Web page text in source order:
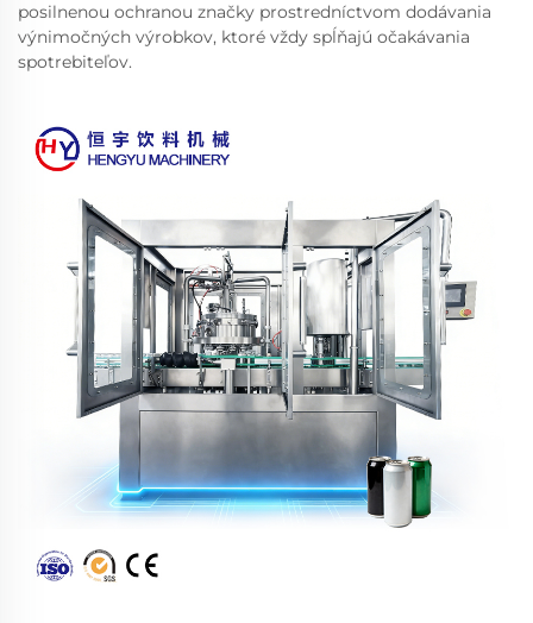
posilnenou ochranou značky prostredníctvom dodávania
výnimočných výrobkov, ktoré vždy spĺňajú očakávania
spotrebiteľov.